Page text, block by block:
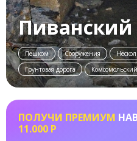
Пиванский
Пешком Сооружения
Грунтовая дорога
ПОЛУЧИ ПРЕМИУМ
11.000 Р